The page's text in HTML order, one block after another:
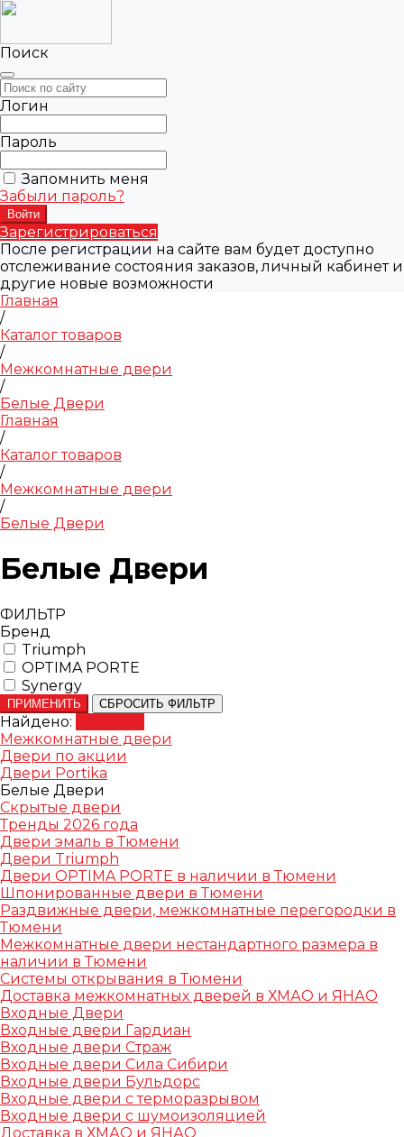
Поиск
Логин
Пароль
Запомнить меня
Забыли пароль?
Зарегистрироваться
После регистрации на сайте вам будет доступно
отслеживание состояния заказов, личный кабинет и
другие новые возможности
Главная
/
Каталог товаров
/
Межкомнатные двери
/
Белые Двери
Главная
/
Каталог товаров
/
Межкомнатные двери
/
Белые Двери
Белые Двери
ФИЛЬТР
Бренд
Triumph
OPTIMA PORTE
Synergy
ПРИМЕНИТЬ СБРОСИТЬ ФИЛЬТР
Найдено:
Межкомнатные двери
Двери по акции
Двери Portika
Белые Двери
Скрытые двери
Тренды 2026 года
Двери эмаль в Тюмени
Двери Triumph
Двери OPTIMA PORTE в наличии в Тюмени
Шпонированные двери в Тюмени
Раздвижные двери, межкомнатные перегородки в
Тюмени
Межкомнатные двери нестандартного размера в
наличии в Тюмени
Системы открывания в Тюмени
Доставка межкомнатных дверей в ХМАО и ЯНАО
Входные Двери
Входные двери Гардиан
Входные двери Страж
Входные двери Сила Сибири
Входные двери Бульдорс
Входные двери с терморазрывом
Входные двери с шумоизоляцией
Доставка в ХМАО и ЯНАО